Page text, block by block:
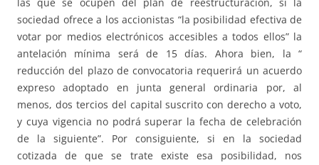
las que se ocupen del plan de reestructuración, si la
sociedad ofrece a los accionistas “la posibilidad efectiva de
votar por medios electrónicos accesibles a todos ellos” la
antelación mínima será de 15 días. Ahora bien, la “
reducción del plazo de convocatoria requerirá un acuerdo
expreso adoptado en junta general ordinaria por, al
menos, dos tercios del capital suscrito con derecho a voto,
y cuya vigencia no podrá superar la fecha de celebración
de la siguiente”. Por consiguiente, si en la sociedad
cotizada de que se trate existe esa posibilidad, nos